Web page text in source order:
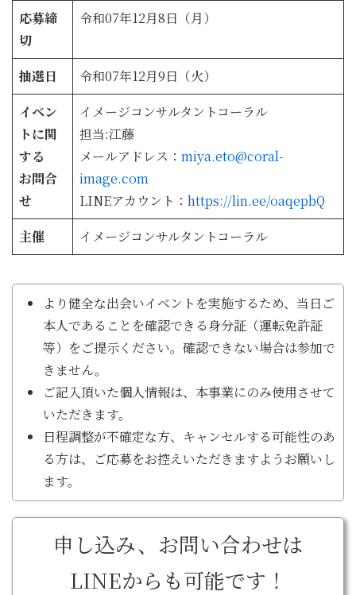
応募締
切
令和07年12月8日（月）
抽選日
令和07年12月9日（火）
イベン
トに関
する
お問合
せ
イメージコンサルタントコーラル
担当:江藤
メールアドレス： miya.eto@coral-
image.com
LINEアカウント： https://lin.ee/oaqepbQ
主催
イメージコンサルタントコーラル
より健全な出会いイベントを実施するため、当日ご
本人であることを確認できる身分証（運転免許証
等）をご提示ください。確認できない場合は参加で
きません。
ご記入頂いた個人情報は、本事業にのみ使用させて
いただきます。
日程調整が不確定な方、キャンセルする可能性のあ
る方は、ご応募をお控えいただきますようお願いし
ます。
申し込み、お問い合わせは
LINEからも可能です！